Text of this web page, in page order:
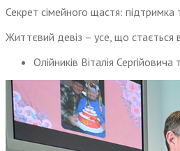
Секрет сімейного щастя: підтримка
Життєвий девіз – усе, що стається
Олійників Віталія